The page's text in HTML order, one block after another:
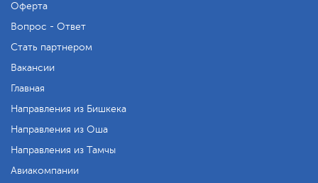
Оферта
Вопрос - Ответ
Стать партнером
Вакансии
Главная
Направления из Бишкека
Направления из Оша
Направления из Тамчы
Авиакомпании